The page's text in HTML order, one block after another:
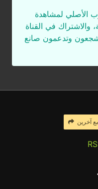
الأصلي لمشاهدة
والاشتراك في القناة
وتدعمون صانع
آخرين